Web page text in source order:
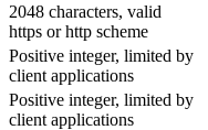
2048 characters, valid
https or http scheme
Positive integer, limited by
client applications
Positive integer, limited by
client applications